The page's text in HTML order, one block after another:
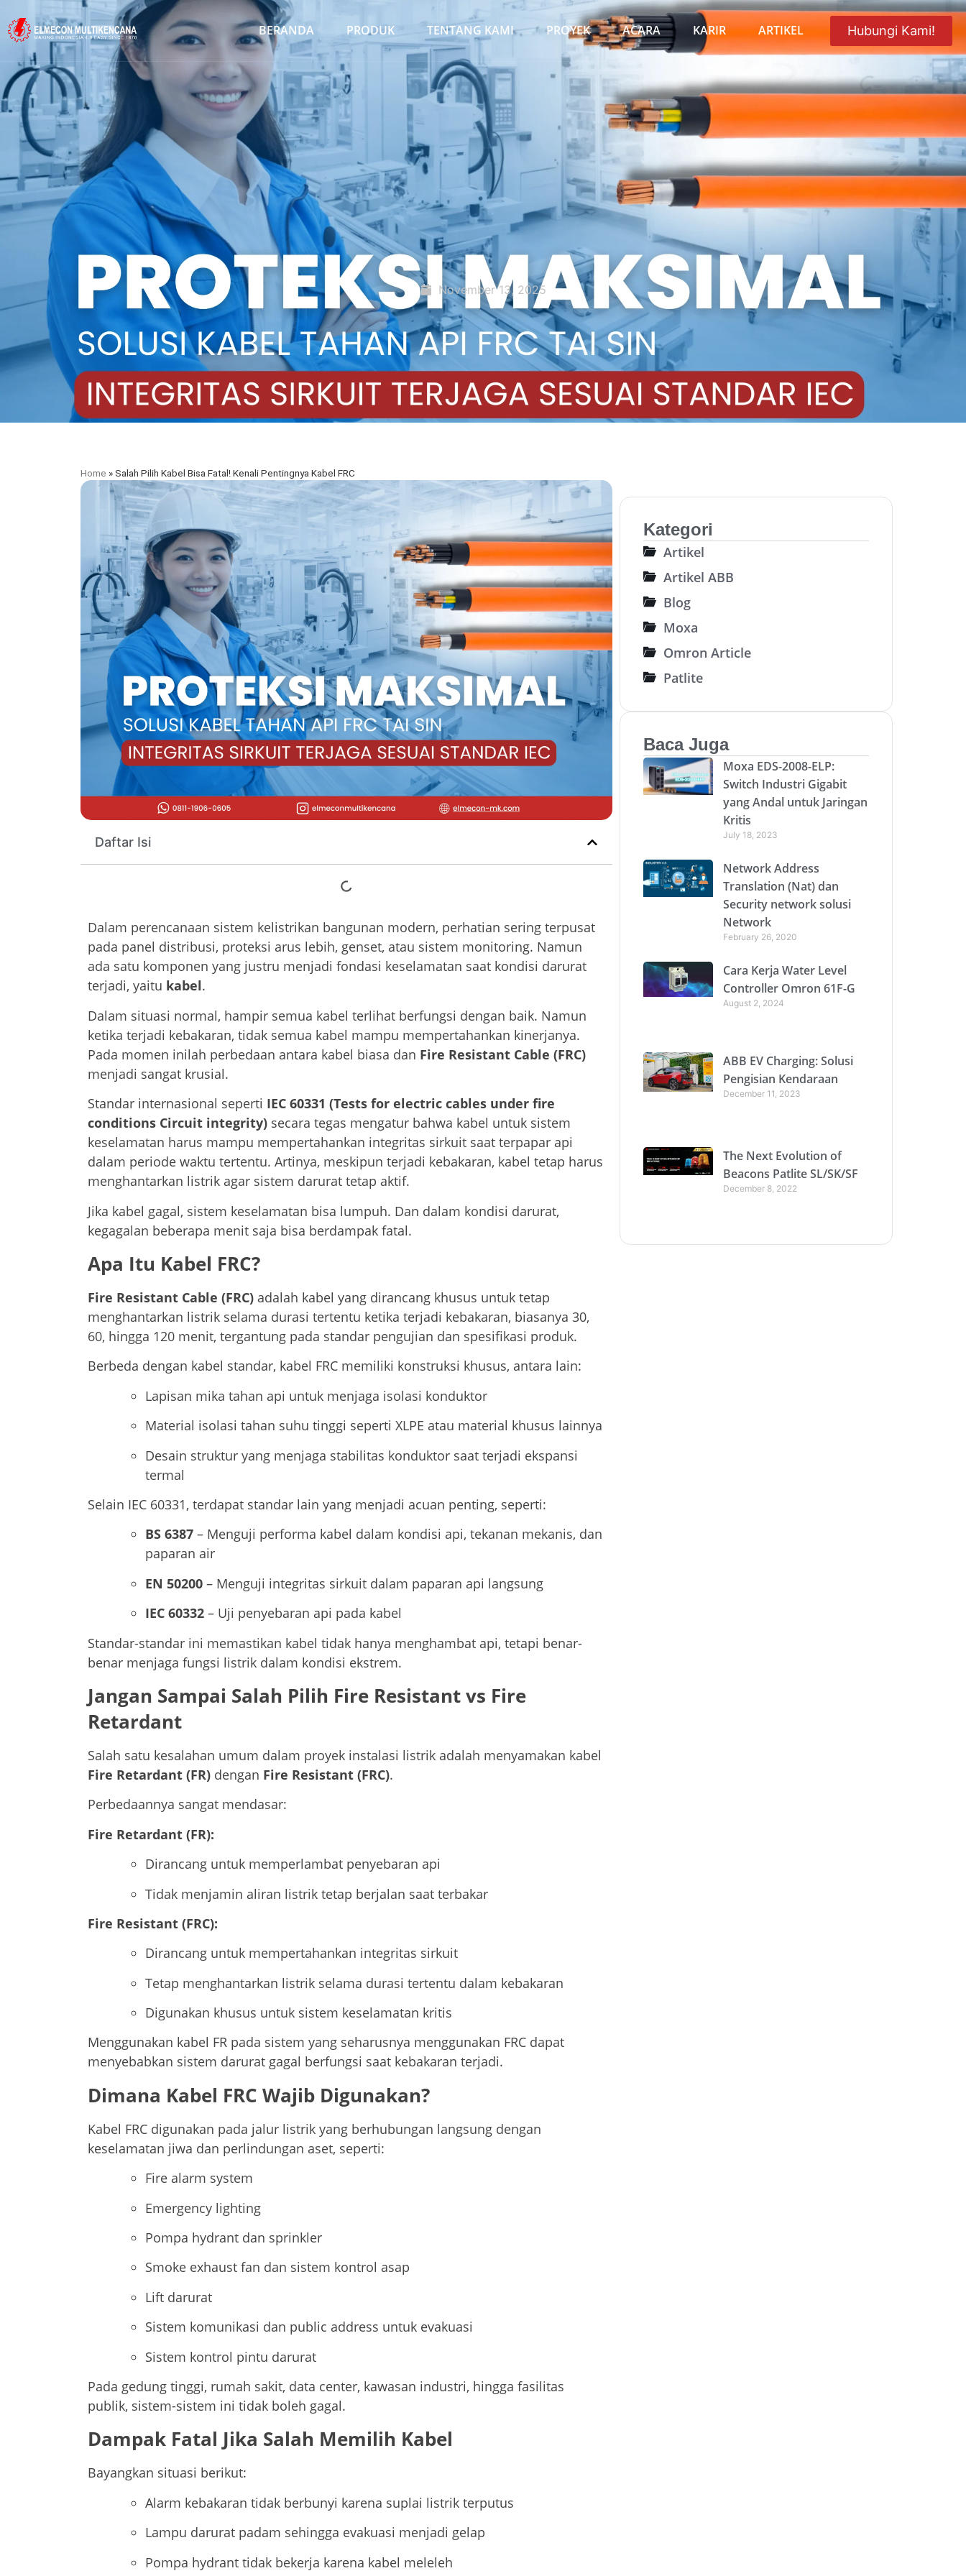
BERANDA PRODUK TENTANG KAMI PROYEK ACARA KARIR ARTIKEL Hubungi Kami!
November 13, 2025
Home »Salah Pilih Kabel Bisa Fatal! Kenali Pentingnya Kabel FRC
Daftar Isi
Dalam perencanaan sistem kelistrikan bangunan modern, perhatian sering terpusat
pada panel distribusi, proteksi arus lebih, genset, atau sistem monitoring. Namun
ada satu komponen yang justru menjadi fondasi keselamatan saat kondisi darurat
terjadi, yaitu kabel.
Dalam situasi normal, hampir semua kabel terlihat berfungsi dengan baik. Namun
ketika terjadi kebakaran, tidak semua kabel mampu mempertahankan kinerjanya.
Pada momen inilah perbedaan antara kabel biasa dan Fire Resistant Cable (FRC)
menjadi sangat krusial.
Standar internasional seperti IEC 60331 (Tests for electric cables under fire
conditions Circuit integrity) secara tegas mengatur bahwa kabel untuk sistem
keselamatan harus mampu mempertahankan integritas sirkuit saat terpapar api
dalam periode waktu tertentu. Artinya, meskipun terjadi kebakaran, kabel tetap harus
menghantarkan listrik agar sistem darurat tetap aktif.
Jika kabel gagal, sistem keselamatan bisa lumpuh. Dan dalam kondisi darurat,
kegagalan beberapa menit saja bisa berdampak fatal.
Apa Itu Kabel FRC?
Fire Resistant Cable (FRC) adalah kabel yang dirancang khusus untuk tetap
menghantarkan listrik selama durasi tertentu ketika terjadi kebakaran, biasanya 30,
60, hingga 120 menit, tergantung pada standar pengujian dan spesifikasi produk.
Berbeda dengan kabel standar, kabel FRC memiliki konstruksi khusus, antara lain:
Lapisan mika tahan api untuk menjaga isolasi konduktor
Material isolasi tahan suhu tinggi seperti XLPE atau material khusus lainnya
Desain struktur yang menjaga stabilitas konduktor saat terjadi ekspansi
termal
Selain IEC 60331, terdapat standar lain yang menjadi acuan penting, seperti:
BS 6387 – Menguji performa kabel dalam kondisi api, tekanan mekanis, dan
paparan air
EN 50200 – Menguji integritas sirkuit dalam paparan api langsung
IEC 60332 – Uji penyebaran api pada kabel
Standar-standar ini memastikan kabel tidak hanya menghambat api, tetapi benar-
benar menjaga fungsi listrik dalam kondisi ekstrem.
Jangan Sampai Salah Pilih Fire Resistant vs Fire
Retardant
Salah satu kesalahan umum dalam proyek instalasi listrik adalah menyamakan kabel
Fire Retardant (FR) dengan Fire Resistant (FRC).
Perbedaannya sangat mendasar:
Fire Retardant (FR):
Dirancang untuk memperlambat penyebaran api
Tidak menjamin aliran listrik tetap berjalan saat terbakar
Fire Resistant (FRC):
Dirancang untuk mempertahankan integritas sirkuit
Tetap menghantarkan listrik selama durasi tertentu dalam kebakaran
Digunakan khusus untuk sistem keselamatan kritis
Menggunakan kabel FR pada sistem yang seharusnya menggunakan FRC dapat
menyebabkan sistem darurat gagal berfungsi saat kebakaran terjadi.
Dimana Kabel FRC Wajib Digunakan?
Kabel FRC digunakan pada jalur listrik yang berhubungan langsung dengan
keselamatan jiwa dan perlindungan aset, seperti:
Fire alarm system
Emergency lighting
Pompa hydrant dan sprinkler
Smoke exhaust fan dan sistem kontrol asap
Lift darurat
Sistem komunikasi dan public address untuk evakuasi
Sistem kontrol pintu darurat
Pada gedung tinggi, rumah sakit, data center, kawasan industri, hingga fasilitas
publik, sistem-sistem ini tidak boleh gagal.
Dampak Fatal Jika Salah Memilih Kabel
Bayangkan situasi berikut:
Alarm kebakaran tidak berbunyi karena suplai listrik terputus
Lampu darurat padam sehingga evakuasi menjadi gelap
Pompa hydrant tidak bekerja karena kabel meleleh
Kategori
Artikel
Artikel ABB
Blog
Moxa
Omron Article
Patlite
Baca Juga
Moxa EDS-2008-ELP:
Switch Industri Gigabit
yang Andal untuk Jaringan
Kritis
July 18, 2023
Network Address
Translation (Nat) dan
Security network solusi
Network
February 26, 2020
Cara Kerja Water Level
Controller Omron 61F-G
August 2, 2024
ABB EV Charging: Solusi
Pengisian Kendaraan
December 11, 2023
The Next Evolution of
Beacons Patlite SL/SK/SF
December 8, 2022